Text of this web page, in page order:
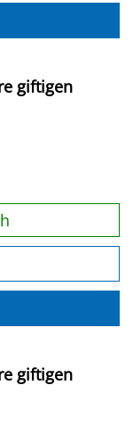
giftigen
giftigen